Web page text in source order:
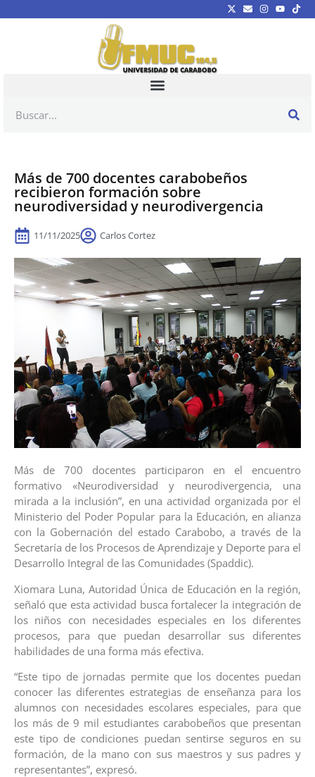
Más de 700 docentes carabobeños
recibieron formación sobre
neurodiversidad y neurodivergencia
11/11/2025 Carlos Cortez
Más de 700 docentes participaron en el encuentro
formativo «Neurodiversidad y neurodivergencia, una
mirada a la inclusión”, en una actividad organizada por el
Ministerio del Poder Popular para la Educación, en alianza
con la Gobernación del estado Carabobo, a través de la
Secretaría de los Procesos de Aprendizaje y Deporte para el
Desarrollo Integral de las Comunidades (Spaddic).
Xiomara Luna, Autoridad Única de Educación en la región,
señaló que esta actividad busca fortalecer la integración de
los niños con necesidades especiales en los diferentes
procesos, para que puedan desarrollar sus diferentes
habilidades de una forma más efectiva.
“Este tipo de jornadas permite que los docentes puedan
conocer las diferentes estrategias de enseñanza para los
alumnos con necesidades escolares especiales, para que
los más de 9 mil estudiantes carabobeños que presentan
este tipo de condiciones puedan sentirse seguros en su
formación, de la mano con sus maestros y sus padres y
representantes”, expresó.